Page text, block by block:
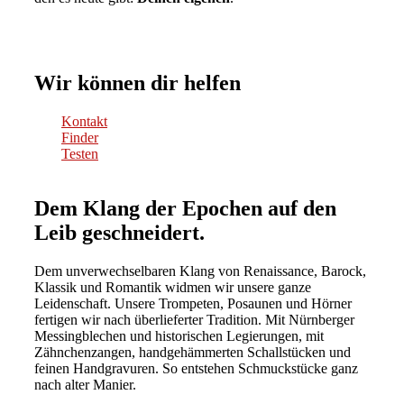
Wir können dir helfen
Kontakt
Finder
Testen
Dem Klang der Epochen auf den
Leib geschneidert.
Dem unverwechselbaren Klang von Renaissance, Barock,
Klassik und Romantik widmen wir unsere ganze
Leidenschaft. Unsere Trompeten, Posaunen und Hörner
fertigen wir nach überlieferter Tradition. Mit Nürnberger
Messingblechen und historischen Legierungen, mit
Zähnchenzangen, handgehämmerten Schallstücken und
feinen Handgravuren. So entstehen Schmuckstücke ganz
nach alter Manier.